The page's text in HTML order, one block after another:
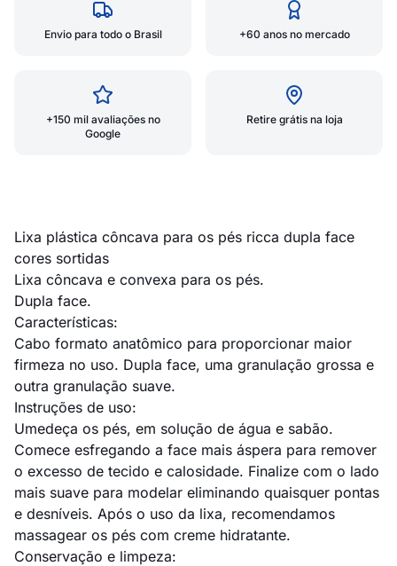
Envio para todo o Brasil +60 anos no mercado
+150 mil avaliações no
Google
Retire grátis na loja
Lixa plástica côncava para os pés ricca dupla face
cores sortidas
Lixa côncava e convexa para os pés.
Dupla face.
Características:
Cabo formato anatômico para proporcionar maior
firmeza no uso. Dupla face, uma granulação grossa e
outra granulação suave.
Instruções de uso:
Umedeça os pés, em solução de água e sabão.
Comece esfregando a face mais áspera para remover
o excesso de tecido e calosidade. Finalize com o lado
mais suave para modelar eliminando quaisquer pontas
e desníveis. Após o uso da lixa, recomendamos
massagear os pés com creme hidratante.
Conservação e limpeza: